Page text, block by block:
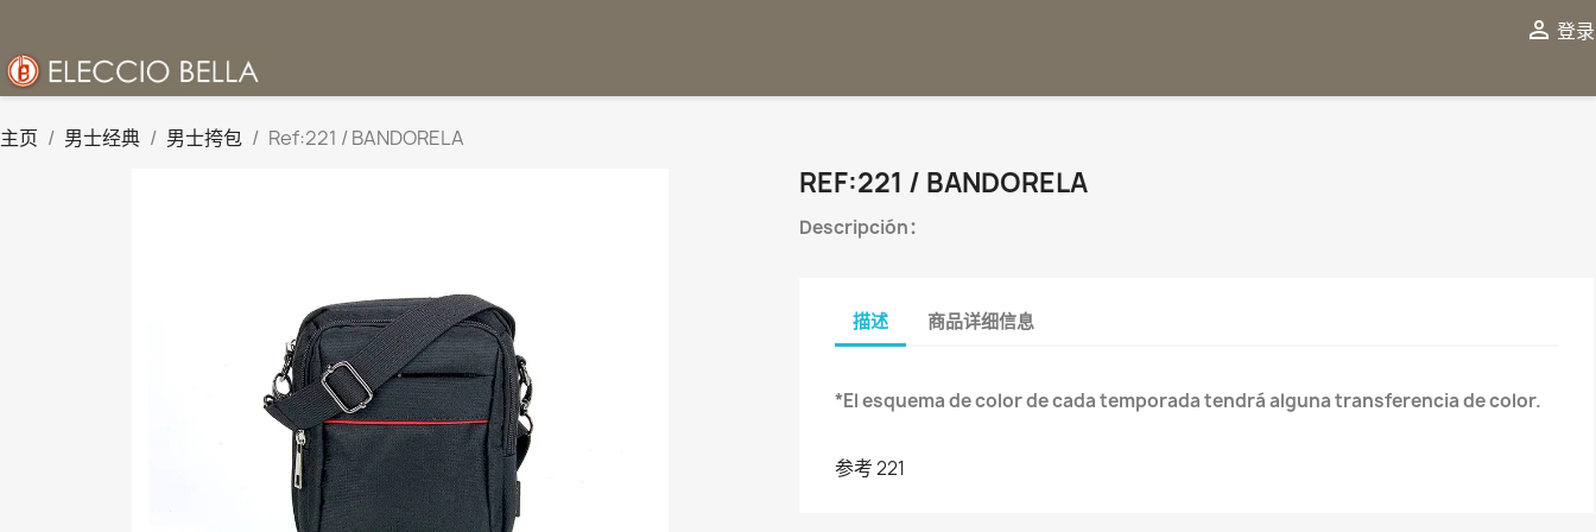
 登录
主页 男士经典 男士挎包 Ref:221 / BANDORELA
REF:221 / BANDORELA
Descripción：
描述 商品详细信息
*El esquema de color de cada temporada tendrá alguna transferencia de color.
参考221